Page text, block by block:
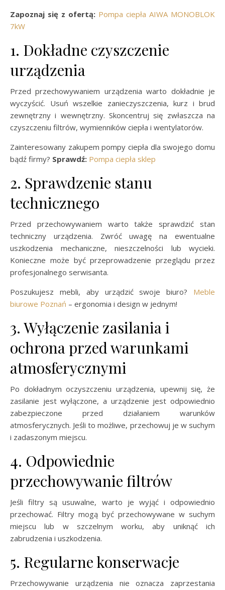
Zapoznaj się z ofertą: Pompa ciepła AIWA MONOBLOK
7kW
1. Dokładne czyszczenie
urządzenia
Przed przechowywaniem urządzenia warto dokładnie je
wyczyścić. Usuń wszelkie zanieczyszczenia, kurz i brud
zewnętrzny i wewnętrzny. Skoncentruj się zwłaszcza na
czyszczeniu filtrów, wymienników ciepła i wentylatorów.
Zainteresowany zakupem pompy ciepła dla swojego domu
bądź firmy? Sprawdź: Pompa ciepła sklep
2. Sprawdzenie stanu
technicznego
Przed przechowywaniem warto także sprawdzić stan
techniczny urządzenia. Zwróć uwagę na ewentualne
uszkodzenia mechaniczne, nieszczelności lub wycieki.
Konieczne może być przeprowadzenie przeglądu przez
profesjonalnego serwisanta.
Poszukujesz mebli, aby urządzić swoje biuro? Meble
biurowe Poznań – ergonomia i design w jednym!
3. Wyłączenie zasilania i
ochrona przed warunkami
atmosferycznymi
Po dokładnym oczyszczeniu urządzenia, upewnij się, że
zasilanie jest wyłączone, a urządzenie jest odpowiednio
zabezpieczone przed działaniem warunków
atmosferycznych. Jeśli to możliwe, przechowuj je w suchym
i zadaszonym miejscu.
4. Odpowiednie
przechowywanie filtrów
Jeśli filtry są usuwalne, warto je wyjąć i odpowiednio
przechować. Filtry mogą być przechowywane w suchym
miejscu lub w szczelnym worku, aby uniknąć ich
zabrudzenia i uszkodzenia.
5. Regularne konserwacje
Przechowywanie urządzenia nie oznacza zaprzestania